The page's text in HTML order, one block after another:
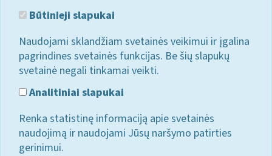
Būtinieji slapukai
Naudojami sklandžiam svetainės veikimui ir įgalina
pagrindines svetainės funkcijas. Be šių slapukų
svetainė negali tinkamai veikti.
Analitiniai slapukai
Renka statistinę informaciją apie svetainės
naudojimą ir naudojami Jūsų naršymo patirties
gerinimui.